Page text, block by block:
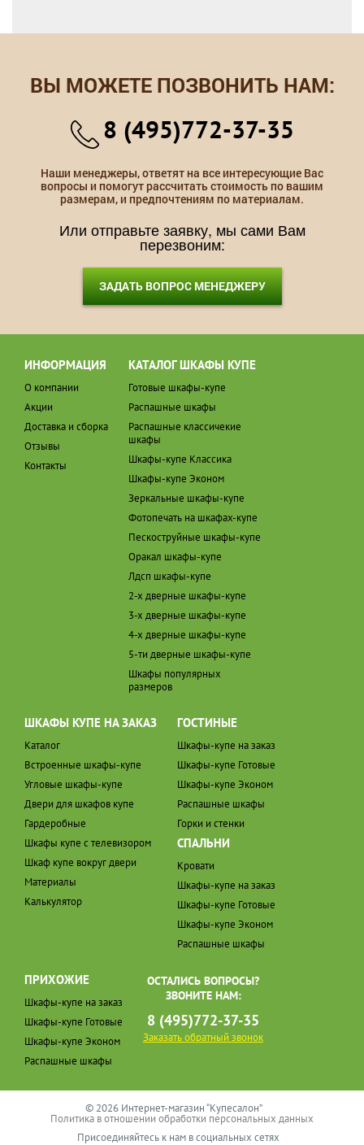
ВЫ МОЖЕТЕ ПОЗВОНИТЬ НАМ:
8 (495)772-37-35
Наши менеджеры, ответят на все интересующие Вас
вопросы и помогут рассчитать стоимость по вашим
размерам, и предпочтениям по материалам.
Или отправьте заявку, мы сами Вам
перезвоним:
ЗАДАТЬ ВОПРОС МЕНЕДЖЕРУ
ИНФОРМАЦИЯ
О компании
Акции
Доставка и сборка
Отзывы
Контакты
КАТАЛОГ ШКАФЫ КУПЕ
Готовые шкафы-купе
Распашные шкафы
Распашные классичекие
шкафы
Шкафы-купе Классика
Шкафы-купе Эконом
Зеркальные шкафы-купе
Фотопечать на шкафах-купе
Пескоструйные шкафы-купе
Оракал шкафы-купе
Лдсп шкафы-купе
2-х дверные шкафы-купе
3-х дверные шкафы-купе
4-х дверные шкафы-купе
5-ти дверные шкафы-купе
Шкафы популярных
размеров
ШКАФЫ КУПЕ НА ЗАКАЗ
Каталог
Встроенные шкафы-купе
Угловые шкафы-купе
Двери для шкафов купе
Гардеробные
Шкафы купе с телевизором
Шкаф купе вокруг двери
Материалы
Калькулятор
ГОСТИНЫЕ
Шкафы-купе на заказ
Шкафы-купе Готовые
Шкафы-купе Эконом
Распашные шкафы
Горки и стенки
СПАЛЬНИ
Кровати
Шкафы-купе на заказ
Шкафы-купе Готовые
Шкафы-купе Эконом
Распашные шкафы
ПРИХОЖИЕ
Шкафы-купе на заказ
Шкафы-купе Готовые
Шкафы-купе Эконом
Распашные шкафы
ОСТАЛИСЬ ВОПРОСЫ?
ЗВОНИТЕ НАМ:
8 (495)772-37-35
Заказать обратный звонок
© 2026 Интернет-магазин “Купесалон”
Политика в отношении обработки персональных данных
Присоединяйтесь к нам в социальных сетях